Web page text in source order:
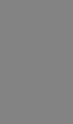
ανθρώπων
επωφελές
προκειμένου να
σχετικά με
τους.
μεταξύ ανθρώπων
τους.